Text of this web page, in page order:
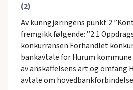
(2)
Av kunngjøringens punkt 2
fremgikk følgende: ”2.1
konkurransen Forhandlet
bankavtale for Hurum
av anskaffelsens art og omfang
avtale om